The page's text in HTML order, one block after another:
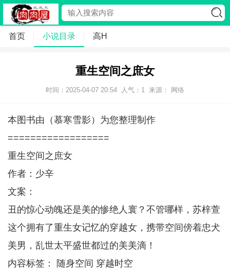
首页 小说目录 高H
重生空间之庶女
时间：2025-04-07 20:54 人气： 1 来源： 网络
本图书由（慕寒雪影）为您整理制作
==================
重生空间之庶女
作者：少辛
文案：
丑的惊心动魄还是美的惨绝人寰？不管哪样，苏梓萱
这个拥有了重生女记忆的穿越女，携带空间傍着忠犬
美男，乱世太平盛世都过的美美滴！
内容标签： 随身空间 穿越时空